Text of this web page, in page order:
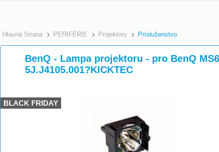
Hlavná Strana >
PERIFÉRIE >
Projektory >
Príslušenstvo
BenQ - Lampa projektoru - pro BenQ
5J.J4105.001?KICKTEC
BLACK FRIDAY